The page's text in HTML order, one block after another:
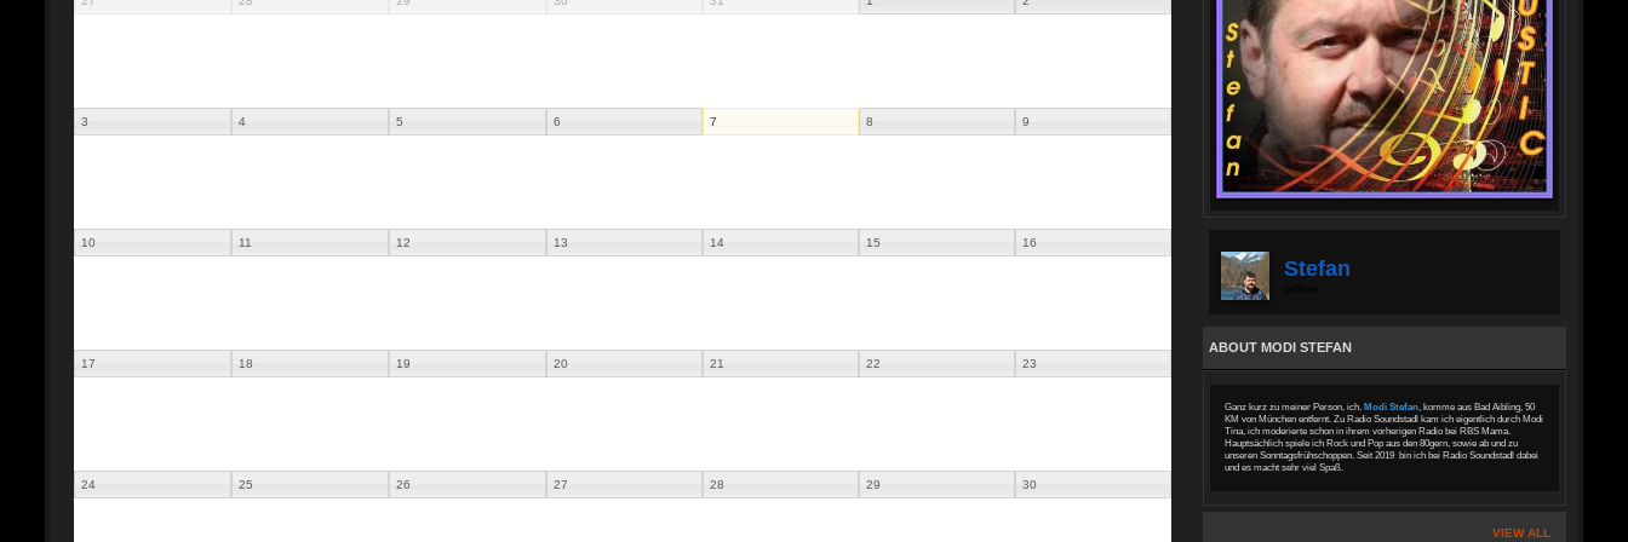
3 4 5 6 7 8 9
10 11 12 13 14 15 16
17 18 19 20 21 22 23
24 25 26 27 28 29 30
Stefan
ABOUT MODI STEFAN
Ganz kurz zu meiner Person, ich, Modi Stefan, komme aus Bad Aibling, 50
KM von München entfernt. Zu Radio Soundstadl kam ich eigentlich durch Modi
Tina, ich moderierte schon in ihrem vorherigen Radio bei RBS Mama.
Hauptsächlich spiele ich Rock und Pop aus den 80gern, sowie ab und zu
unseren Sonntagsfrühschoppen. Seit 2019 bin ich bei Radio Soundstadl dabei
und es macht sehr viel Spaß.
VIEW ALL